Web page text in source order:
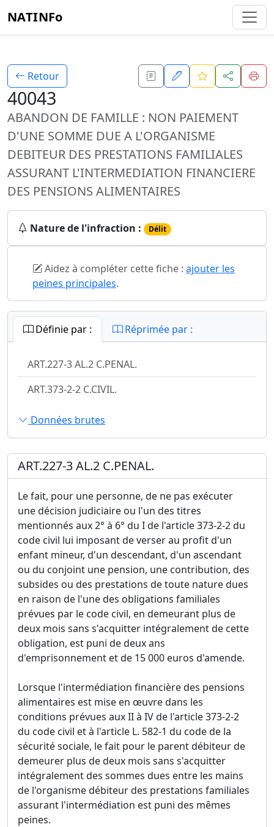
NATINFo
Retour
40043
ABANDON DE FAMILLE : NON PAIEMENT
D'UNE SOMME DUE A L'ORGANISME
DEBITEUR DES PRESTATIONS FAMILIALES
ASSURANT L'INTERMEDIATION FINANCIERE
DES PENSIONS ALIMENTAIRES
Nature de l'infraction : Délit
Aidez à compléter cette fiche : ajouter les
peines principales.
Définie par : Réprimée par :
ART.227-3 AL.2 C.PENAL.
ART.373-2-2 C.CIVIL.
Données brutes
ART.227-3 AL.2 C.PENAL.
Le fait, pour une personne, de ne pas exécuter
une décision judiciaire ou l'un des titres
mentionnés aux 2° à 6° du I de l'article 373-2-2 du
code civil lui imposant de verser au profit d'un
enfant mineur, d'un descendant, d'un ascendant
ou du conjoint une pension, une contribution, des
subsides ou des prestations de toute nature dues
en raison de l'une des obligations familiales
prévues par le code civil, en demeurant plus de
deux mois sans s'acquitter intégralement de cette
obligation, est puni de deux ans
d'emprisonnement et de 15 000 euros d'amende.
Lorsque l'intermédiation financière des pensions
alimentaires est mise en œuvre dans les
conditions prévues aux II à IV de l'article 373-2-2
du code civil et à l'article L. 582-1 du code de la
sécurité sociale, le fait pour le parent débiteur de
demeurer plus de deux mois sans s'acquitter
intégralement des sommes dues entre les mains
de l'organisme débiteur des prestations familiales
assurant l'intermédiation est puni des mêmes
peines.